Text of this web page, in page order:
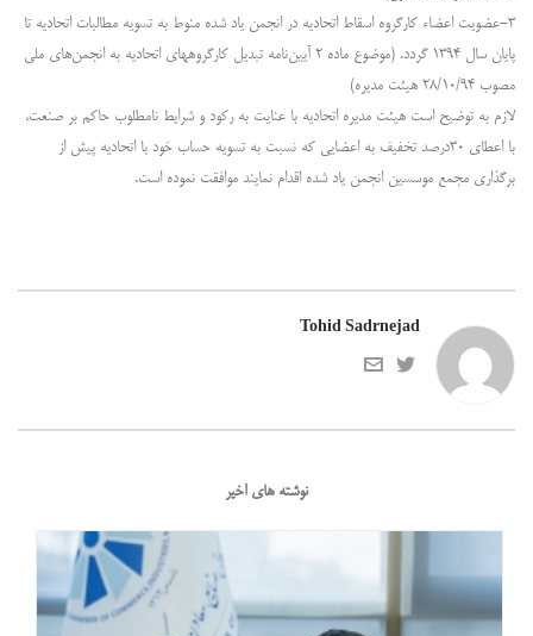
۳-عضویت اعضاء کارگروه اسقاط اتحادیه در انجمن یاد شده منوط به تسویه مطالبات اتحادیه تا
پایان سال ۱۳۹۴ گردد. (موضوع ماده ۲ آیین‌نامه تبدیل کارگروههای اتحادیه به انجمن‌های ملی
مصوب ۲۸/۱۰/۹۴ هیئت مدیره)
لازم به توضیح است هیئت مدیره اتحادیه با عنایت به رکود و شرایط نامطلوب حاکم بر صنعت،
با اعطای ۳۰درصد تخفیف به اعضایی که نسبت به تسویه حساب خود با اتحادیه پیش از
برگذاری مجمع موسسین انجمن یاد شده اقدام نمایند موافقت نموده است.
Tohid Sadrnejad
نوشته های اخیر